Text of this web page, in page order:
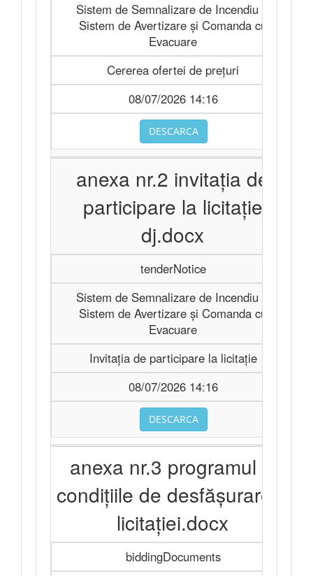
Sistem de Semnalizare de Incendiu şi
Sistem de Avertizare şi Comanda cu
Evacuare
Cererea ofertei de prețuri
08/07/2026 14:16
DESCARCA
anexa nr.2 invitaţia de
participare la licitaţie
dj.docx
tenderNotice
Sistem de Semnalizare de Incendiu şi
Sistem de Avertizare şi Comanda cu
Evacuare
Invitaţia de participare la licitaţie
08/07/2026 14:16
DESCARCA
anexa nr.3 programul şi
condiţiile de desfăşurare a
licitaţiei.docx
biddingDocuments